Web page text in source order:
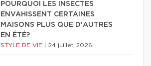
POURQUOI LES INSECTES
ENVAHISSENT CERTAINES
MAISONS PLUS QUE D'AUTRES
EN ÉTÉ?
STYLE DE VIE 24 juillet 2026